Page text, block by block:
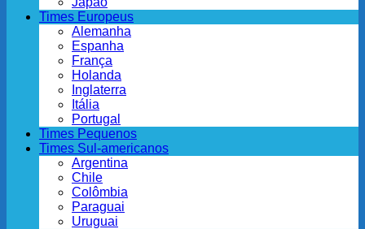
Times Europeus
Alemanha
Espanha
França
Holanda
Inglaterra
Itália
Portugal
Times Pequenos
Times Sul-americanos
Argentina
Chile
Colômbia
Paraguai
Uruguai